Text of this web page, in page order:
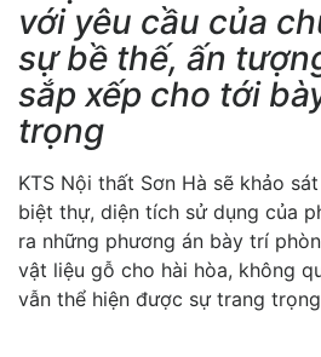
với yêu cầu của
sự bề thế, ấn
sắp xếp cho tới
trọng
KTS Nội thất Sơn Hà sẽ khảo
biệt thự, diện tích sử dụng của
ra những phương án bày trí
vật liệu gỗ cho hài hòa, không
vẫn thể hiện được sự trang